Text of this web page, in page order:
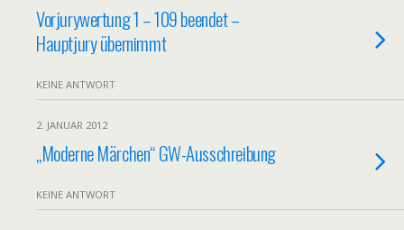
Vorjurywertung 1 – 109 beendet –
Hauptjury übernimmt
KEINE ANTWORT
2. JANUAR 2012
„Moderne Märchen“ GW-Ausschreibung
KEINE ANTWORT